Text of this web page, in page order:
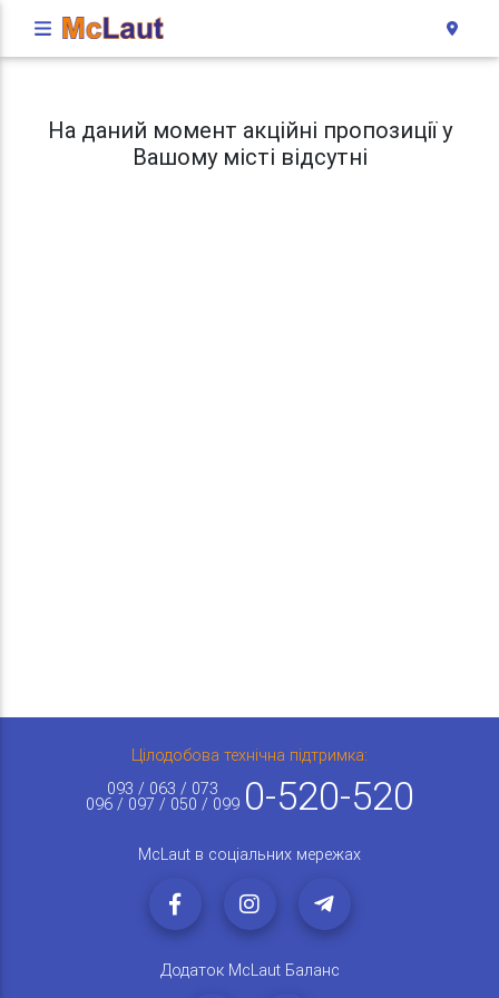
На даний момент акційні пропозиції у
Вашому місті відсутні
Цілодобова технічна підтримка:
093 / 063 / 073
096 / 097 / 050 / 099 0-520-520
McLaut в соціальних мережах
Додаток McLaut Баланс